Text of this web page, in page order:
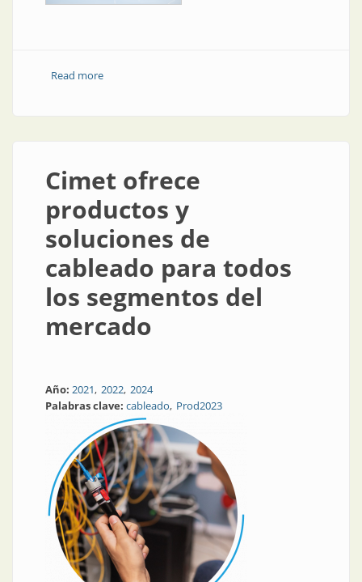
Read moreabout Abrazaderas para cables unipolares
Cimet ofrece
productos y
soluciones de
cableado para todos
los segmentos del
mercado
Año: 2021 2022 2024
Palabras clave: cableado Prod2023